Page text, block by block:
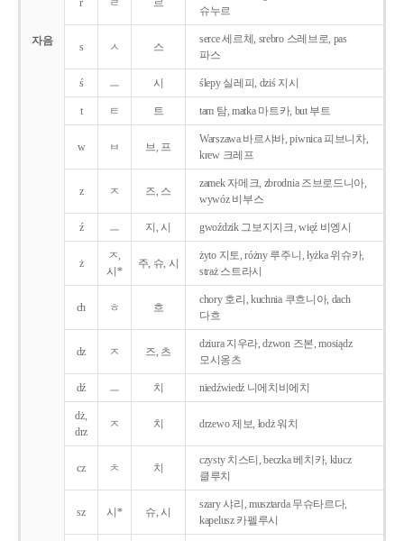
자음
r ㄹ 르
슈누르
s ㅅ 스
serce 세르체, srebro 스레브로, pas
파스
ś ㅡ 시 ślepy 실레피, dziś 지시
t ㅌ 트 tam 탐, matka 마트카, but 부트
w ㅂ 브, 프
Warszawa 바르샤바, piwnica 피브니차,
krew 크레프
z ㅈ 즈, 스
zamek 자메크, zbrodnia 즈브로드니아,
wywóz 비부스
ź ㅡ 지, 시 gwoździk 그보지지크, więź 비엥시
ż
ㅈ,
시*
주, 슈, 시
żyto 지토, różny 루주니, łyżka 위슈카,
straż 스트라시
ch ㅎ 흐
chory 호리, kuchnia 쿠흐니아, dach
다흐
dz ㅈ 즈, 츠
dziura 지우라, dzwon 즈본, mosiądz
모시옹츠
dź ㅡ 치 niedźwiedź 니에치비에치
dż,
drz
ㅈ 치 drzewo 제보, łodż 워치
cz ㅊ 치
czysty 치스티, beczka 베치카, klucz
클루치
sz 시* 슈, 시
szary 샤리, musztarda 무슈타르다,
kapelusz 카펠루시